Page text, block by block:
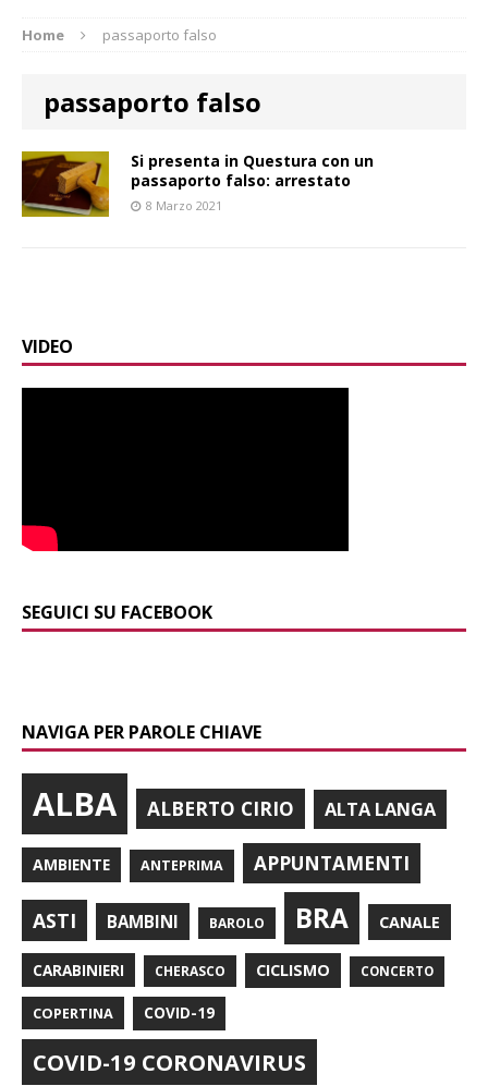
Home passaporto falso
passaporto falso
Si presenta in Questura con un
passaporto falso: arrestato
8 Marzo 2021
VIDEO
SEGUICI SU FACEBOOK
NAVIGA PER PAROLE CHIAVE
ALBA ALBERTO CIRIO ALTA LANGA
AMBIENTE ANTEPRIMA APPUNTAMENTI
ASTI BAMBINI BAROLO BRA CANALE
CARABINIERI CHERASCO CICLISMO CONCERTO
COPERTINA COVID-19
COVID-19 CORONAVIRUS